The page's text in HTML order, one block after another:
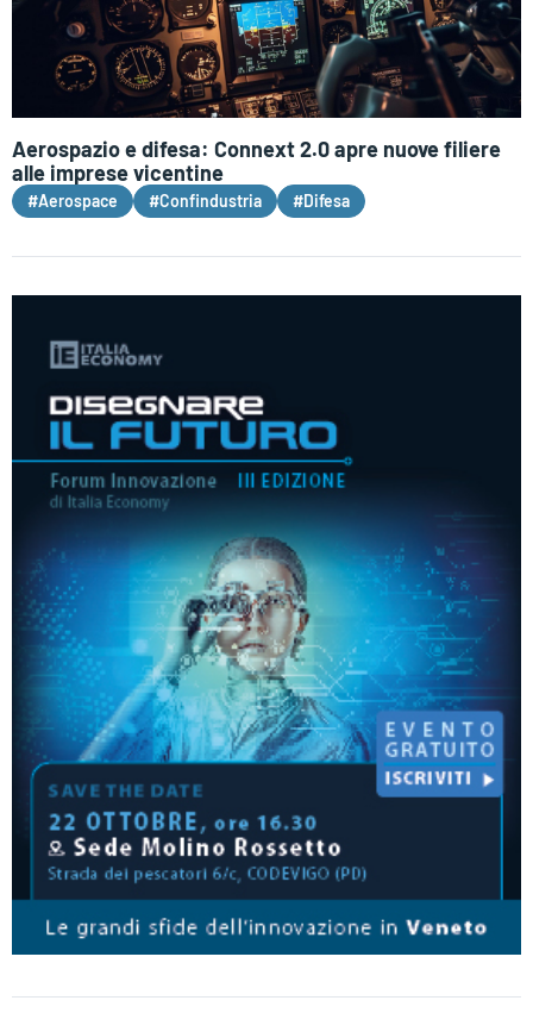
Aerospazio e difesa: Connext 2.0 apre nuove filiere
alle imprese vicentine
#Aerospace #Confindustria #Difesa